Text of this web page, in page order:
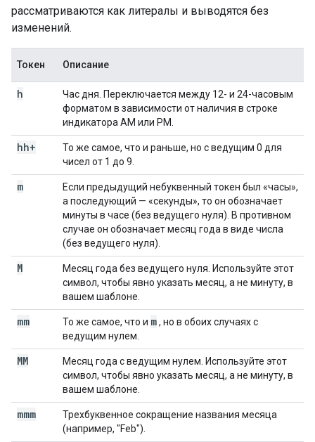
рассматриваются как литералы и выводятся без
изменений.
Токен Описание
h
Час дня. Переключается между 12- и 24-часовым
форматом в зависимости от наличия в строке
индикатора AM или PM.
hh+
То же самое, что и раньше, но с ведущим 0 для
чисел от 1 до 9.
m
Если предыдущий небуквенный токен был «часы»,
а последующий — «секунды», то он обозначает
минуты в часе (без ведущего нуля). В противном
случае он обозначает месяц года в виде числа
(без ведущего нуля).
M
Месяц года без ведущего нуля. Используйте этот
символ, чтобы явно указать месяц, а не минуту, в
вашем шаблоне.
mm То же самое, что и m, но в обоих случаях с
ведущим нулем.
MM
Месяц года с ведущим нулем. Используйте этот
символ, чтобы явно указать месяц, а не минуту, в
вашем шаблоне.
mmm
Трехбуквенное сокращение названия месяца
(например, "Feb").